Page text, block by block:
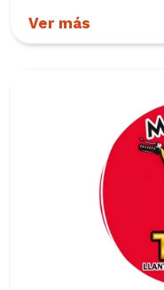
Ver más